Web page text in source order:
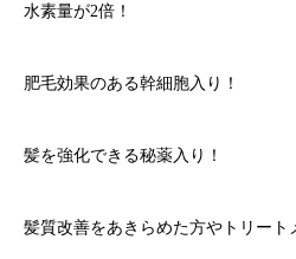
水素量が2倍！
肥毛効果のある幹細胞入り！
髪を強化できる秘薬入り！
髪質改善をあきらめた方やトリート